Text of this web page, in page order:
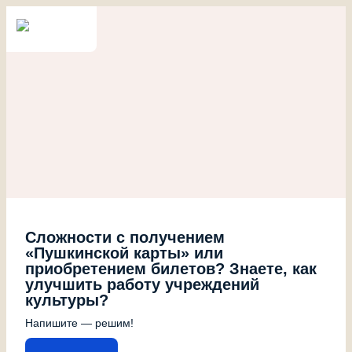
Сложности с получением
«Пушкинской карты» или
приобретением билетов? Знаете, как
улучшить работу учреждений
культуры?
Напишите — решим!